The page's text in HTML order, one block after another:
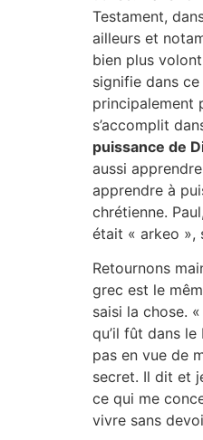
Testament,
ailleurs et
bien plus
signifie dans
principalement
s’accomplit
puissance de
aussi
apprendre à
chrétienne.
était « arkeo »,
Retournons
grec est le
saisi la chose.
qu’il fût dans
pas en vue de
secret. Il dit et
ce qui me
vivre sans